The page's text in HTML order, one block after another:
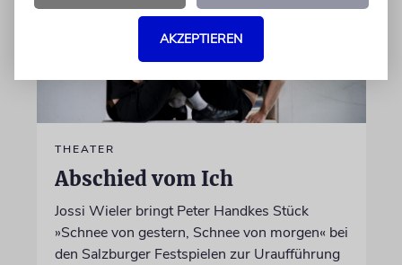
THEATER
Abschied vom Ich
Jossi Wieler bringt Peter Handkes Stück
»Schnee von gestern, Schnee von morgen« bei
den Salzburger Festspielen zur Uraufführung
AKZEPTIEREN